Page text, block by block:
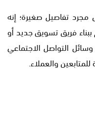
تفاصيل صغيرة؛ إنه
فريق تسويق جديد أو
التواصل الاجتماعي
والعملاء.